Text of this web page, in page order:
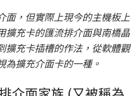
面，但實際上現今的主機板上
擴充卡的匯流排介面與南橋晶
擴充卡插槽的作法，從軟體觀
為擴充介面卡的一種。